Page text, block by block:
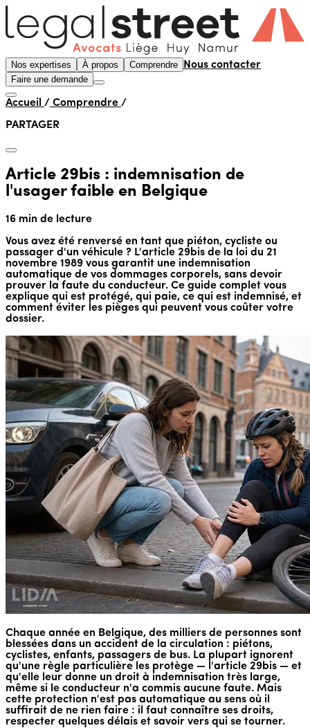
Nos expertises À propos Comprendre Nous contacter
Faire une demande
Accueil / Comprendre /
PARTAGER
Article 29bis : indemnisation de
l'usager faible en Belgique
16 min de lecture
Vous avez été renversé en tant que piéton, cycliste ou
passager d'un véhicule ? L'article 29bis de la loi du 21
novembre 1989 vous garantit une indemnisation
automatique de vos dommages corporels, sans devoir
prouver la faute du conducteur. Ce guide complet vous
explique qui est protégé, qui paie, ce qui est indemnisé, et
comment éviter les pièges qui peuvent vous coûter votre
dossier.
Chaque année en Belgique, des milliers de personnes sont
blessées dans un accident de la circulation : piétons,
cyclistes, enfants, passagers de bus. La plupart ignorent
qu'une règle particulière les protège — l'article 29bis — et
qu'elle leur donne un droit à indemnisation très large,
même si le conducteur n'a commis aucune faute. Mais
cette protection n'est pas automatique au sens où il
suffirait de ne rien faire : il faut connaître ses droits,
respecter quelques délais et savoir vers qui se tourner.